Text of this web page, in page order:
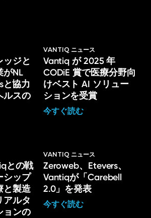
ッジと
がNL
と協力
ルスの
VANTIQ ニュース
Vantiq が 2025 年
CODiE 賞で医療分野向
けベスト AI ソリュー
ションを受賞
今すぐ読む
との戦
シップ
と製造
アルタ
ョンの
VANTIQ ニュース
Zeroweb、Etevers、
Vantiqが「Carebell
2.0」を発表
今すぐ読む